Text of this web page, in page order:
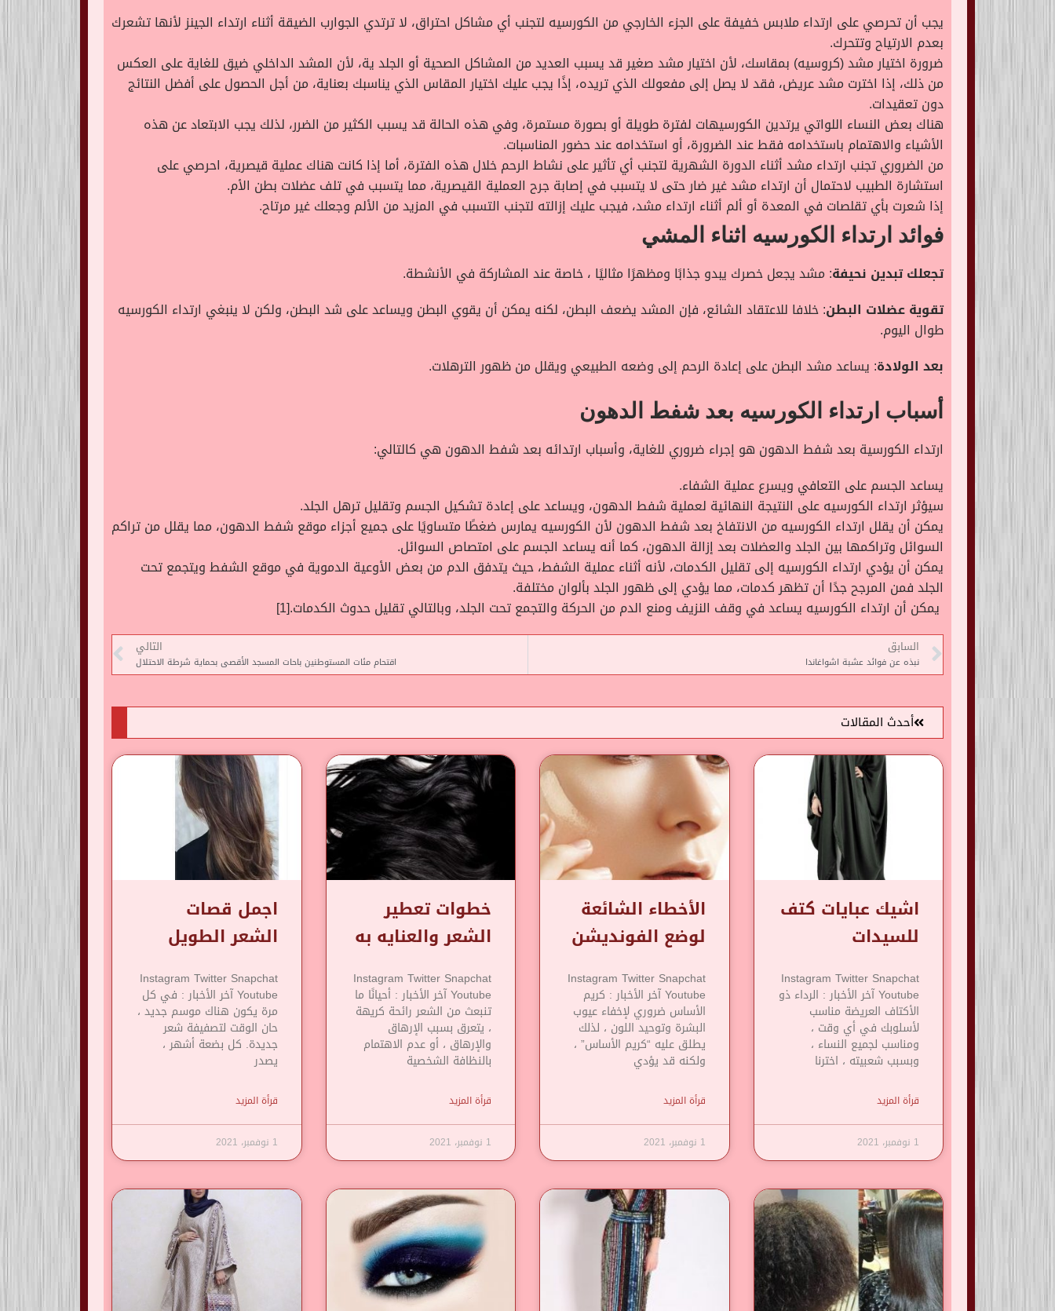
يجب أن تحرصي على ارتداء ملابس خفيفة على الجزء الخارجي من الكورسيه لتجنب أي مشاكل احتراق، لا ترتدي الجوارب الضيقة أثناء ارتداء الجينز لأنها تشعرك
بعدم الارتياح وتتحرك.
ضرورة اختيار مشد (كروسيه) بمقاسك، لأن اختيار مشد صغير قد يسبب العديد من المشاكل الصحية أو الجلد ية، لأن المشد الداخلي ضيق للغاية على العكس
من ذلك، إذا اخترت مشد عريض، فقد لا يصل إلى مفعولك الذي تريده، إذًا يجب عليك اختيار المقاس الذي يناسبك بعناية، من أجل الحصول على أفضل النتائج
دون تعقيدات.
هناك بعض النساء اللواتي يرتدين الكورسيهات لفترة طويلة أو بصورة مستمرة، وفي هذه الحالة قد يسبب الكثير من الضرر، لذلك يجب الابتعاد عن هذه
الأشياء والاهتمام باستخدامه فقط عند الضرورة، أو استخدامه عند حضور المناسبات.
من الضروري تجنب ارتداء مشد أثناء الدورة الشهرية لتجنب أي تأثير على نشاط الرحم خلال هذه الفترة، أما إذا كانت هناك عملية قيصرية، احرصي على
استشارة الطبيب لاحتمال أن ارتداء مشد غير ضار حتى لا يتسبب في إصابة جرح العملية القيصرية، مما يتسبب في تلف عضلات بطن الأم.
إذا شعرت بأي تقلصات في المعدة أو ألم أثناء ارتداء مشد، فيجب عليك إزالته لتجنب التسبب في المزيد من الألم وجعلك غير مرتاح.
فوائد ارتداء الكورسيه اثناء المشي
تجعلك تبدين نحيفة: مشد يجعل خصرك يبدو جذابًا ومظهرًا مثاليًا ، خاصة عند المشاركة في الأنشطة.
تقوية عضلات البطن: خلافا للاعتقاد الشائع، فإن المشد يضعف البطن، لكنه يمكن أن يقوي البطن ويساعد على شد البطن، ولكن لا ينبغي ارتداء الكورسيه
طوال اليوم.
بعد الولادة: يساعد مشد البطن على إعادة الرحم إلى وضعه الطبيعي ويقلل من ظهور الترهلات.
أسباب ارتداء الكورسيه بعد شفط الدهون
ارتداء الكورسية بعد شفط الدهون هو إجراء ضروري للغاية، وأسباب ارتدائه بعد شفط الدهون هي كالتالي:
يساعد الجسم على التعافي ويسرع عملية الشفاء.
سيؤثر ارتداء الكورسيه على النتيجة النهائية لعملية شفط الدهون، ويساعد على إعادة تشكيل الجسم وتقليل ترهل الجلد.
يمكن أن يقلل ارتداء الكورسيه من الانتفاخ بعد شفط الدهون لأن الكورسيه يمارس ضغطًا متساويًا على جميع أجزاء موقع شفط الدهون، مما يقلل من تراكم
السوائل وتراكمها بين الجلد والعضلات بعد إزالة الدهون، كما أنه يساعد الجسم على امتصاص السوائل.
يمكن أن يؤدي ارتداء الكورسيه إلى تقليل الكدمات، لأنه أثناء عملية الشفط، حيث يتدفق الدم من بعض الأوعية الدموية في موقع الشفط ويتجمع تحت
الجلد فمن المرجح جدًا أن تظهر كدمات، مما يؤدي إلى ظهور الجلد بألوان مختلفة.
يمكن أن ارتداء الكورسيه يساعد في وقف النزيف ومنع الدم من الحركة والتجمع تحت الجلد، وبالتالي تقليل حدوث الكدمات.[1]
السابق
نبذه عن فوائد عشبة اشواغاندا
التالي
اقتحام مئات المستوطنين باحات المسجد الأقصى بحماية شرطة الاحتلال
أحدث المقالات
اشيك عبايات كتف
للسيدات
Instagram Twitter Snapchat
Youtube آخر الأخبار : الرداء ذو
​​الأكتاف العريضة مناسب
لأسلوبك في أي وقت ،
ومناسب لجميع النساء ،
وبسبب شعبيته ، اخترنا
قرأة المزيد
1 نوفمبر، 2021
الأخطاء الشائعة
لوضع الفونديشن
Instagram Twitter Snapchat
Youtube آخر الأخبار : كريم
الأساس ضروري لإخفاء عيوب
البشرة وتوحيد اللون ، لذلك
يطلق عليه “كريم الأساس” ،
ولكنه قد يؤدي
قرأة المزيد
1 نوفمبر، 2021
خطوات تعطير
الشعر والعنايه به
Instagram Twitter Snapchat
Youtube آخر الأخبار : أحيانًا ما
تنبعث من الشعر رائحة كريهة
، يتعرق بسبب الإرهاق
والإرهاق ، أو عدم الاهتمام
بالنظافة الشخصية
قرأة المزيد
1 نوفمبر، 2021
اجمل قصات
الشعر الطويل
Instagram Twitter Snapchat
Youtube آخر الأخبار : في كل
مرة يكون هناك موسم جديد ،
حان الوقت لتصفيفة شعر
جديدة. كل بضعة أشهر ،
يصدر
قرأة المزيد
1 نوفمبر، 2021